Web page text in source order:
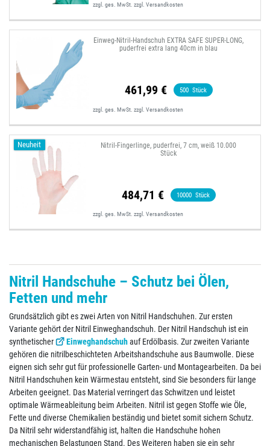
zzgl. ges. MwSt. zzgl.Versandkosten
Einweg-Nitril-Handschuh EXTRA SAFE SUPER-LONG,
puderfrei extra lang 40cm in blau
461,99 € 500 Stück
zzgl. ges. MwSt. zzgl.Versandkosten
Neuheit
Nitril-Fingerlinge, puderfrei, 7 cm, weiß 10.000
Stück
484,71 € 10000 Stück
zzgl. ges. MwSt. zzgl.Versandkosten
Nitril Handschuhe – Schutz bei Ölen,
Fetten und mehr
Grundsätzlich gibt es zwei Arten von Nitril Handschuhen. Zur ersten
Variante gehört der Nitril Einweghandschuh. Der Nitril Handschuh ist ein
synthetischer
Einweghandschuhauf Erdölbasis. Zur zweiten Variante
gehören die nitrilbeschichteten Arbeitshandschuhe aus Baumwolle. Diese
eignen sich sehr gut für professionelle Garten- und Montagearbeiten. Da bei
Nitril Handschuhen kein Wärmestau entsteht, sind Sie besonders für lange
Arbeiten geeignet. Das Material verringert das Schwitzen und leistet
optimale Wärmeableitung beim Arbeiten. Nitril ist gegen Stoffe wie Öle,
Fette und diverse Chemikalien beständig und bietet somit sichern Schutz.
Da Nitril sehr widerstandfähig ist, halten die Handschuhe hohen
mechanischen Belastungen Stand. Des Weiteren haben sie ein sehr